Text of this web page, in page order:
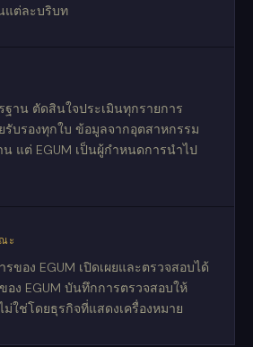
แต่ละบริบท
ฐาน ตัดสินใจประเมินทุกรายการ
รับรองทุกใบ ข้อมูลจากอุตสาหกรรม
แต่ EGUM เป็นผู้กำหนดการนำไป
ะ
ของ EGUM เปิดเผยและตรวจสอบได้
อง EGUM บันทึกการตรวจสอบให้
ม่ใช่โดยธุรกิจที่แสดงเครื่องหมาย